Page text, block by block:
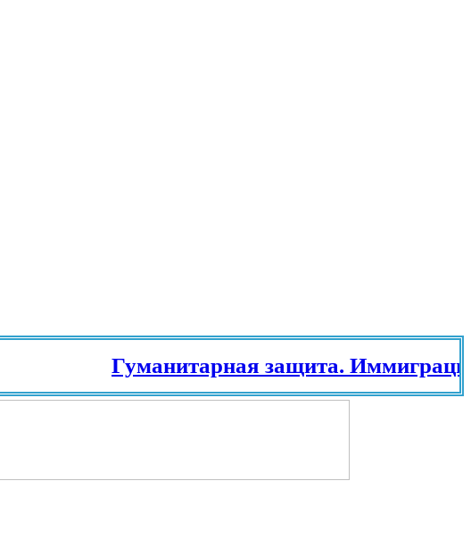
Гуманитарная защита.